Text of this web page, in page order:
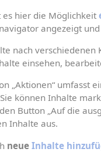
es hier die Möglichkeit
angezeigt
nach
einsehen,
„Aktionen“ umfasst
können Inhalte
Button „Auf die
Inhalte aus.
neue Inhalte